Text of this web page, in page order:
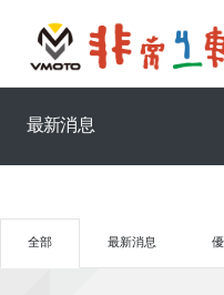
最新消息
全部 最新消息